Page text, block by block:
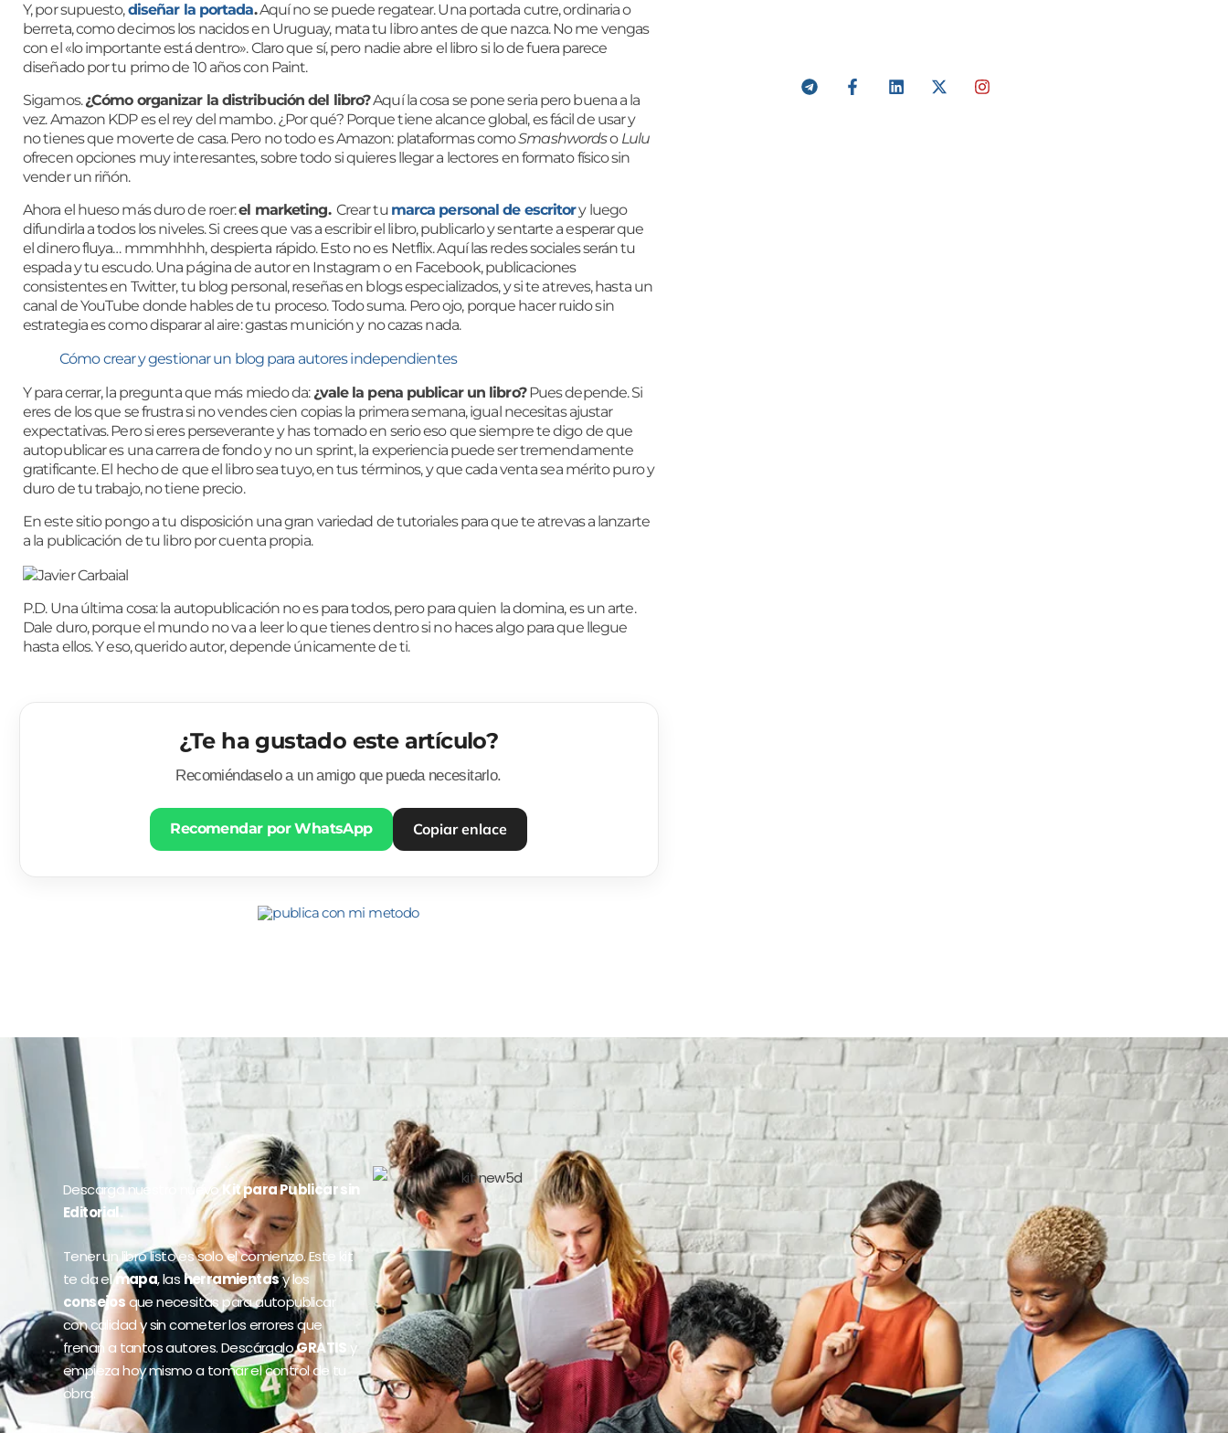
Y, por supuesto,diseñar la portada.Aquí no se puede regatear. Una portada cutre, ordinaria o
berreta, como decimos los nacidos en Uruguay, mata tu libro antes de que nazca. No me vengas
con el «lo importante está dentro». Claro que sí, pero nadie abre el libro si lo de fuera parece
diseñado por tu primo de 10 años con Paint.
Sigamos.¿Cómo organizar la distribución del libro?Aquí la cosa se pone seria pero buena a la
vez. Amazon KDP es el rey del mambo. ¿Por qué? Porque tiene alcance global, es fácil de usar y
no tienes que moverte de casa. Pero no todo es Amazon: plataformas comoSmashwordso Lulu
ofrecen opciones muy interesantes, sobre todo si quieres llegar a lectores en formato físico sin
vender un riñón.
Ahora el hueso más duro de roer:el marketing.Crear tu marca personal de escritory luego
difundirla a todos los niveles. Si crees que vas a escribir el libro, publicarlo y sentarte a esperar que
el dinero fluya… mmmhhhh, despierta rápido. Esto no es Netflix. Aquí las redes sociales serán tu
espada y tu escudo. Una página de autor en Instagram o en Facebook, publicaciones
consistentes en Twitter, tu blog personal, reseñas en blogs especializados, y si te atreves, hasta un
canal de YouTube donde hables de tu proceso. Todo suma. Pero ojo, porque hacer ruido sin
estrategia es como disparar al aire: gastas munición y no cazas nada.
Cómo crear y gestionar un blog para autores independientes
Y para cerrar, la pregunta que más miedo da: ¿vale la pena publicar un libro?Pues depende. Si
eres de los que se frustra si no vendes cien copias la primera semana, igual necesitas ajustar
expectativas. Pero si eres perseverante y has tomado en serio eso que siempre te digo de que
autopublicar es una carrera de fondo y no un sprint, la experiencia puede ser tremendamente
gratificante. El hecho de que el libro sea tuyo, en tus términos, y que cada venta sea mérito puro y
duro de tu trabajo, no tiene precio.
En este sitio pongo a tu disposición una gran variedad de tutoriales para que te atrevas a lanzarte
a la publicación de tu libro por cuenta propia.
P.D. Una última cosa: la autopublicación no es para todos, pero para quien la domina, es un arte.
Dale duro, porque el mundo no va a leer lo que tienes dentro si no haces algo para que llegue
hasta ellos. Y eso, querido autor, depende únicamente de ti.
¿Te ha gustado este artículo?
Recomiéndaselo a un amigo que pueda necesitarlo.
Recomendar por WhatsApp Copiar enlace
Descarga nuestro nuevoKit para Publicar sin
Editorial.
Tener un libro listo es solo el comienzo. Este kit
te da elmapa, lasherramientasy los
consejosque necesitas para autopublicar
con calidad y sin cometer los errores que
frenan a tantos autores. DescárgaloGRATIS y
empieza hoy mismo a tomar el control de tu
obra.